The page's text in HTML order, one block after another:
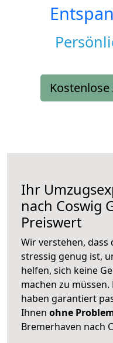
Ihr
nach Coswig
Preiswert
Wir verstehen, dass
stressig genug ist,
helfen, sich keine
machen zu
haben garantiert
Ihnen ohne
Bremerhaven nach